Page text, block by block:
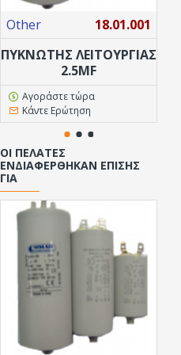
Other
18.01.001
ΠΥΚΝΩΤΗΣ ΛΕΙΤΟΥΡΓΙΑΣ
2.5MF
Αγοράστε τώρα
Κάντε Ερώτηση
ΟΙ ΠΕΛΆΤΕΣ
ΕΝΔΙΑΦΈΡΘΗΚΑΝ ΕΠΊΣΗΣ
ΓΙΑ